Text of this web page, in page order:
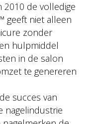
2010 de volledige
geeft niet alleen
zonder
hulpmiddel
in de salon
te genereren
succes van
nagelindustrie